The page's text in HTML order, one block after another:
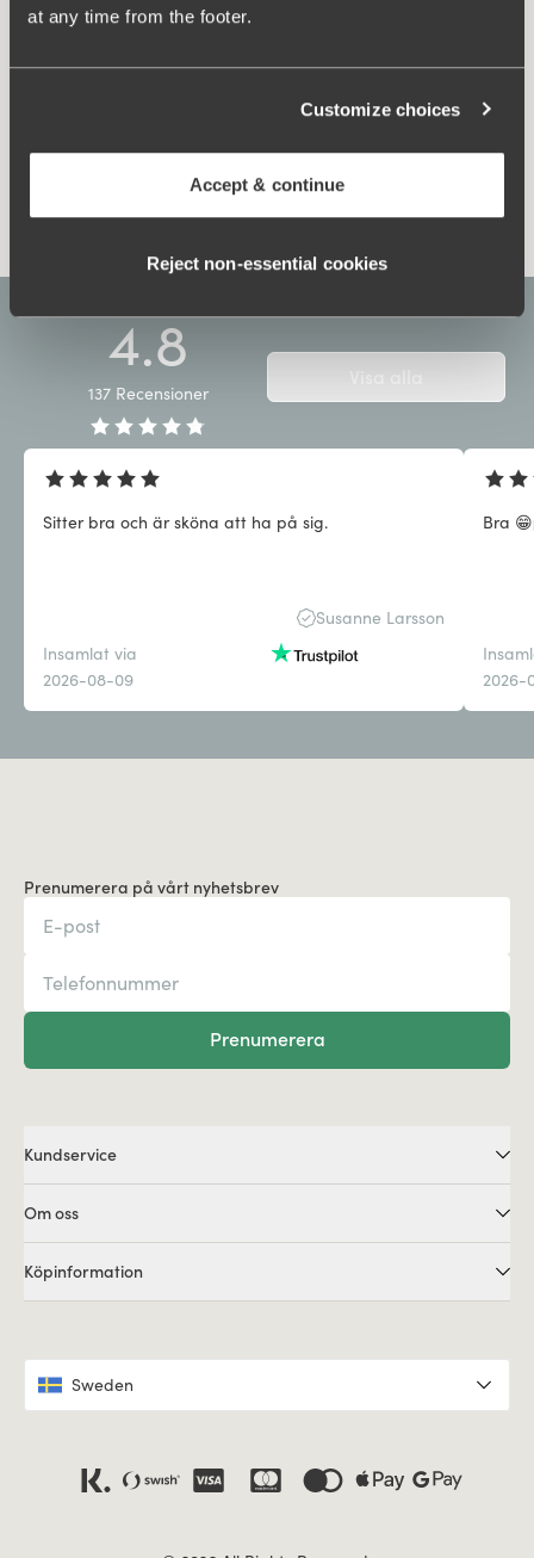
at any time from the footer.
Customize choices
Accept & continue
Reject non‑essential cookies
Material: 77% polyester, 15% polyamid, 8% elastan
Artikel Nummer: 416732
Jacquard & Lace bh
Lovely Lace Support bh
4.8
137 Recensioner
Visa alla
Sitter bra och är sköna att ha på sig.
Susanne Larsson
Insamlat via
2026-08-09
Bra
2026-
Prenumerera på vårt nyhetsbrev
Prenumerera
Kundservice
Om oss
Köpinformation
Sweden